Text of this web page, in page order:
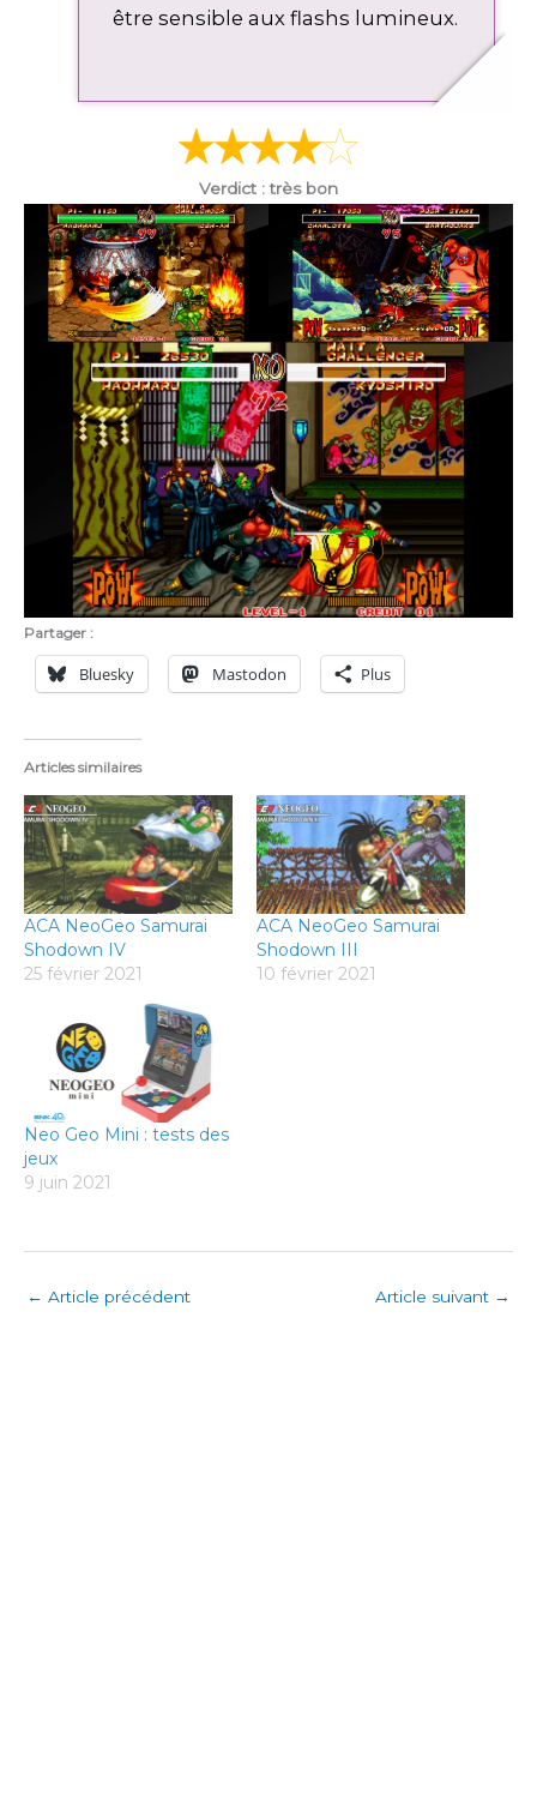
être sensible aux flashs lumineux.
Verdict : très bon
Partager :
Bluesky Mastodon Plus
Articles similaires
ACA NeoGeo Samurai
Shodown IV
25 février 2021
ACA NeoGeo Samurai
Shodown III
10 février 2021
Neo Geo Mini : tests des
jeux
9 juin 2021
← Article précédent Article suivant →